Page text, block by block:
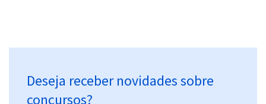
CRMV GO - Conselho Regional de Medicina Veterinária de Goiás -
Analista Administrativo - Área de Tecnologia da Informação
Deseja receber novidades sobre
concursos?